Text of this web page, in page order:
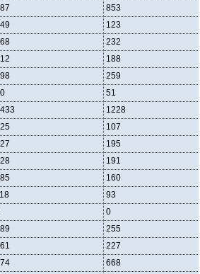
853
123
232
188
259
51
1228
107
195
191
160
93
0
255
227
668